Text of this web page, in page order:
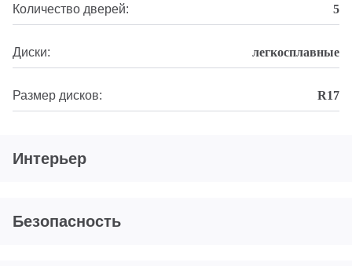
Количество дверей: 5
Диски: легкосплавные
Размер дисков: R17
Интерьер
Безопасность